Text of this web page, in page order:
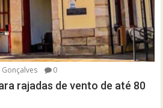
Gonçalves 0
rajadas de vento de até 80